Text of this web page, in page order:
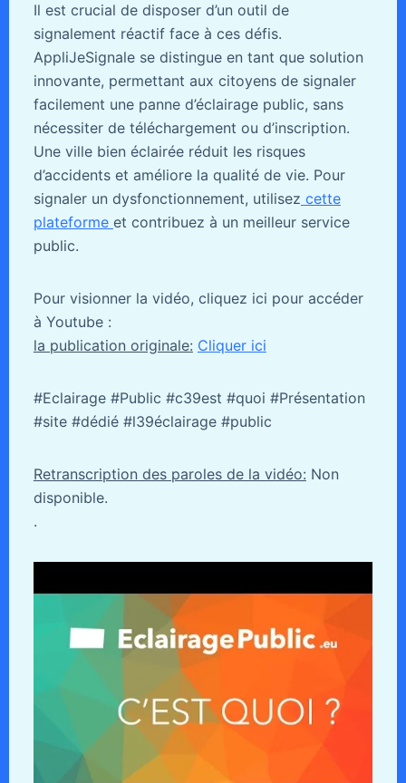
Il est crucial de disposer d’un outil de
signalement réactif face à ces défis.
AppliJeSignale se distingue en tant que solution
innovante, permettant aux citoyens de signaler
facilement une panne d’éclairage public, sans
nécessiter de téléchargement ou d’inscription.
Une ville bien éclairée réduit les risques
d’accidents et améliore la qualité de vie. Pour
signaler un dysfonctionnement, utilisez cette
plateforme et contribuez à un meilleur service
public.
Pour visionner la vidéo, cliquez ici pour accéder
à Youtube :
la publication originale: Cliquer ici
#Eclairage #Public #c39est #quoi #Présentation
#site #dédié #l39éclairage #public
Retranscription des paroles de la vidéo: Non
disponible.
.